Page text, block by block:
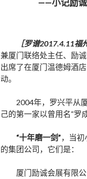
——小记励
［罗谱2017.4.11福
兼厦门联络处主任、励诚
出席了在厦门温德姆酒
动。
2004年，罗兴平从
己的第一家以曾用名“罗
“十年磨一剑”，当初
的集团公司，它们是：
厦门励诚会展有限公